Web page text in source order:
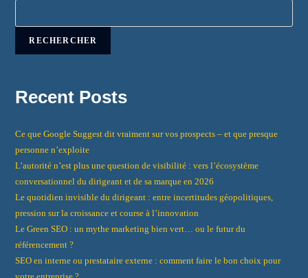
RECHERCHER
Recent Posts
Ce que Google Suggest dit vraiment sur vos prospects – et que presque
personne n’exploite
L’autorité n’est plus une question de visibilité : vers l’écosystème
conversationnel du dirigeant et de sa marque en 2026
Le quotidien invisible du dirigeant : entre incertitudes géopolitiques,
pression sur la croissance et course à l’innovation
Le Green SEO : un mythe marketing bien vert… ou le futur du
référencement ?
SEO en interne ou prestataire externe : comment faire le bon choix pour